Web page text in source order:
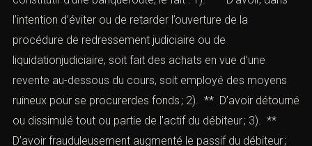
qu’il soit utile de caractériser une intention de nuire). **
Un dol spécial (le dirigeant doit avoir agi à des fins
personnelles ou pour favoriser une autre société ou
entreprise dans laquelle il était intéressé directement ou
indirectement).
E). — La banqueroute